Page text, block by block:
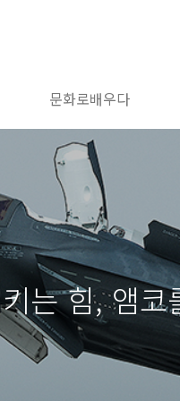
문화로배우다
는 힘, 앰코